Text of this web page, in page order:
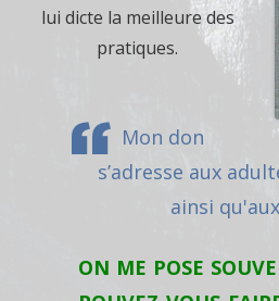
lui dicte la meilleure des
pratiques.
Mon don
s’adresse aux
ainsi
ON ME POSE